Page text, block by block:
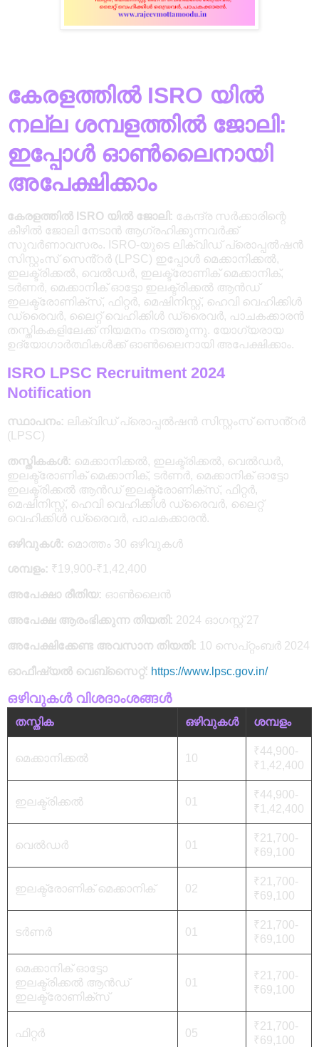
കേരളത്തിൽ ISRO യിൽ
നല്ല ശമ്പളത്തിൽ ജോലി:
ഇപ്പോൾ ഓൺലൈനായി
അപേക്ഷിക്കാം
കേരളത്തിൽ ISRO യിൽ ജോലി: കേന്ദ്ര സർക്കാരിന്റെ
കീഴിൽ ജോലി നേടാൻ ആഗ്രഹിക്കുന്നവർക്ക്
സുവർണാവസരം. ISRO-യുടെ ലിക്വിഡ് പ്രൊപ്പൽഷൻ
സിസ്റ്റംസ് സെൻ്റർ (LPSC) ഇപ്പോൾ മെക്കാനിക്കൽ,
ഇലക്ട്രിക്കൽ, വെൽഡർ, ഇലക്ട്രോണിക് മെക്കാനിക്,
ടർണർ, മെക്കാനിക് ഓട്ടോ ഇലക്ട്രിക്കൽ ആൻഡ്
ഇലക്ട്രോണിക്സ്, ഫിറ്റർ, മെഷിനിസ്റ്റ്, ഹെവി വെഹിക്കിൾ
ഡ്രൈവർ, ലൈറ്റ് വെഹിക്കിൾ ഡ്രൈവർ, പാചകക്കാരൻ
തസ്തികകളിലേക്ക് നിയമനം നടത്തുന്നു. യോഗ്യരായ
ഉദ്യോഗാർത്ഥികൾക്ക് ഓൺലൈനായി അപേക്ഷിക്കാം.
ISRO LPSC Recruitment 2024
Notification
സ്ഥാപനം: ലിക്വിഡ് പ്രൊപ്പൽഷൻ സിസ്റ്റംസ് സെൻ്റർ
(LPSC)
തസ്തികകൾ: മെക്കാനിക്കൽ, ഇലക്ട്രിക്കൽ, വെൽഡർ,
ഇലക്ട്രോണിക് മെക്കാനിക്, ടർണർ, മെക്കാനിക് ഓട്ടോ
ഇലക്ട്രിക്കൽ ആൻഡ് ഇലക്ട്രോണിക്സ്, ഫിറ്റർ,
മെഷിനിസ്റ്റ്, ഹെവി വെഹിക്കിൾ ഡ്രൈവർ, ലൈറ്റ്
വെഹിക്കിൾ ഡ്രൈവർ, പാചകക്കാരൻ.
ഒഴിവുകൾ: മൊത്തം 30 ഒഴിവുകൾ
ശമ്പളം: ₹19,900-₹1,42,400
അപേക്ഷാ രീതിയ: ഓൺലൈൻ
അപേക്ഷ ആരംഭിക്കുന്ന തിയതി: 2024 ഓഗസ്റ്റ് 27
അപേക്ഷിക്കേണ്ട അവസാന തിയതി: 10 സെപ്റ്റംബർ 2024
ഓഫീഷ്യൽ വെബ്സൈറ്റ്: https://www.lpsc.gov.in/
ഒഴിവുകൾ വിശദാംശങ്ങൾ
തസ്തിക ഒഴിവുകൾ ശമ്പളം
മെക്കാനിക്കൽ 10
₹44,900-
₹1,42,400
ഇലക്ട്രിക്കൽ 01
₹44,900-
₹1,42,400
വെൽഡർ 01
₹21,700-
₹69,100
ഇലക്ട്രോണിക് മെക്കാനിക് 02
₹21,700-
₹69,100
ടർണർ 01
₹21,700-
₹69,100
മെക്കാനിക് ഓട്ടോ
ഇലക്ട്രിക്കൽ ആൻഡ്
ഇലക്ട്രോണിക്സ്
01
₹21,700-
₹69,100
ഫിറ്റർ 05
₹21,700-
₹69,100